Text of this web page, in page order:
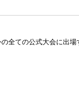
全ての公式大会に出場